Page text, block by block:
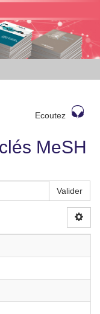
Ecoutez
MeSH
Valider